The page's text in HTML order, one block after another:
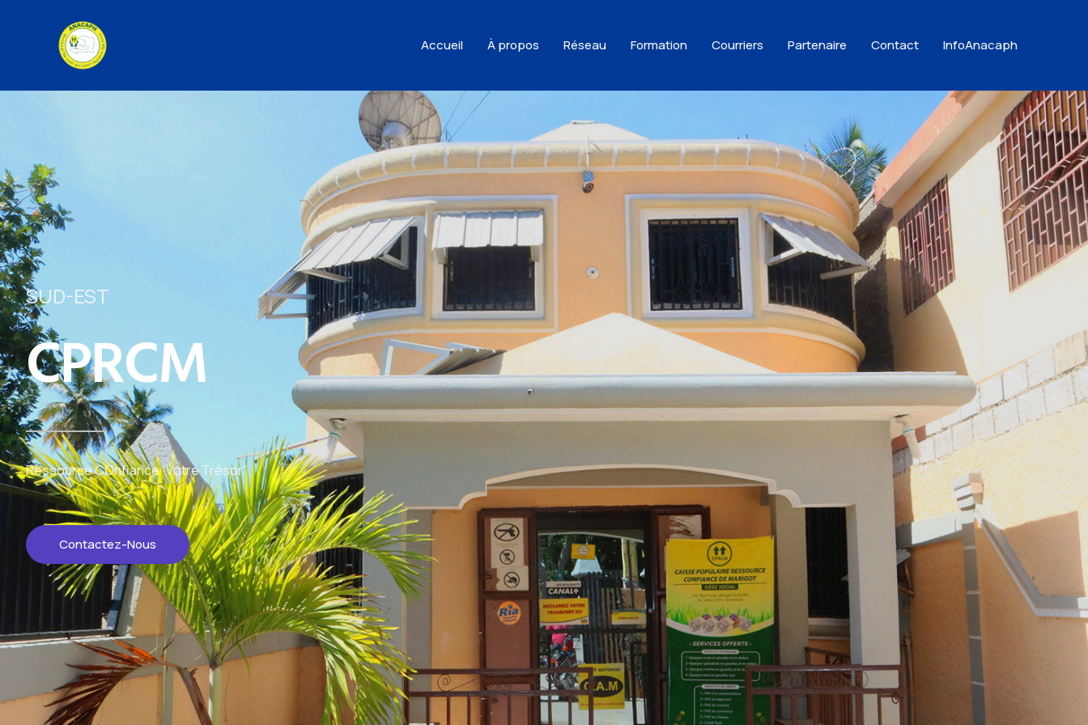
Accueil À propos Réseau Formation Courriers Partenaire Contact InfoAnacaph
SUD-EST
CPRCM
Ressource COnfiance “Votre Trésor”
Contactez-Nous